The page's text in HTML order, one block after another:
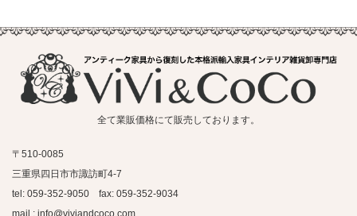
全て業販価格にて販売しております。
〒510-0085
三重県四日市市諏訪町4-7
tel: 059-352-9050 fax: 059-352-9034
mail : info@viviandcoco.com